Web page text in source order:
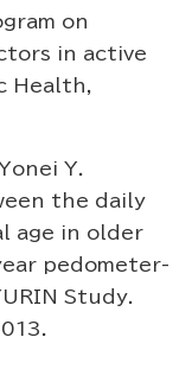
on
in active
Health,
Y.
the daily
age in older
pedometer-
Study.